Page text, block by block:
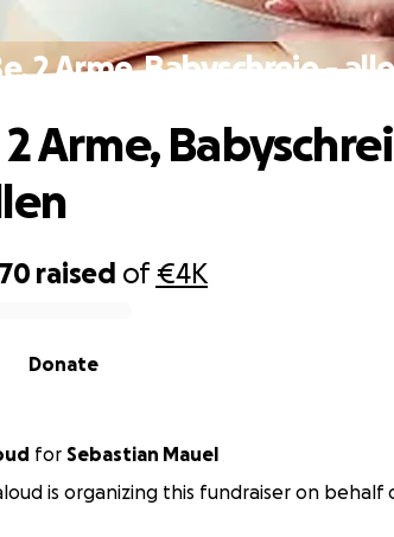
2 Arme, Babyschreie -
raised of€4K
Donate
Arme,
for Sebastian Mauel
is organizing this fundraiser on behalf